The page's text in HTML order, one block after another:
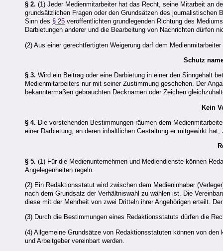
§ 2. (1) Jeder Medienmitarbeiter hat das Recht, seine Mitarbeit an
grundsätzlichen Fragen oder den Grundsätzen des
Sinn des § 25 veröffentlichten grundlegenden Richtung des
Darbietungen anderer und die Bearbeitung von Nachrichten dürfen
(2) Aus einer gerechtfertigten Weigerung darf dem
Schutz
§ 3. Wird ein Beitrag oder eine Darbietung in einer den Sinngehalt
Medienmitarbeiters nur mit seiner Zustimmung geschehen. Der
bekanntermaßen gebrauchten Decknamen oder Zeichen
Kein
§ 4. Die vorstehenden Bestimmungen räumen dem
einer Darbietung, an deren inhaltlichen Gestaltung er mitgewirkt hat,
§ 5. (1) Für die Medienunternehmen und Mediendienste können
Angelegenheiten regeln.
(2) Ein Redaktionsstatut wird zwischen dem Medieninhaber
nach dem Grundsatz der Verhältniswahl zu wählen ist. Die
diese mit der Mehrheit von zwei Dritteln ihrer Angehörigen erteilt.
(3) Durch die Bestimmungen eines Redaktionsstatuts dürfen die
(4) Allgemeine Grundsätze von Redaktionsstatuten können von
und Arbeitgeber vereinbart werden.